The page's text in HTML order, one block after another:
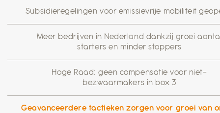
Subsidieregelingen voor emissievrije mobiliteit
Meer bedrijven in Nederland dankzij groei
starters en minder stoppers
Hoge Raad: geen compensatie voor niet-
bezwaarmakers in box 3
Geavanceerdere tactieken zorgen voor groei van